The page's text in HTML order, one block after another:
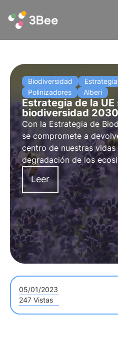
Biodiversidad
Polinizadores
Alberi
Estrategia de la UE
biodiversidad 2030
Con la Estrategia de
se compromete a
centro de nuestras vidas
degradación de los
árbol nectarífero 3Bee
,
regenerar la
las personas, el clima y
Leer
05/01/2023
247 Vistas